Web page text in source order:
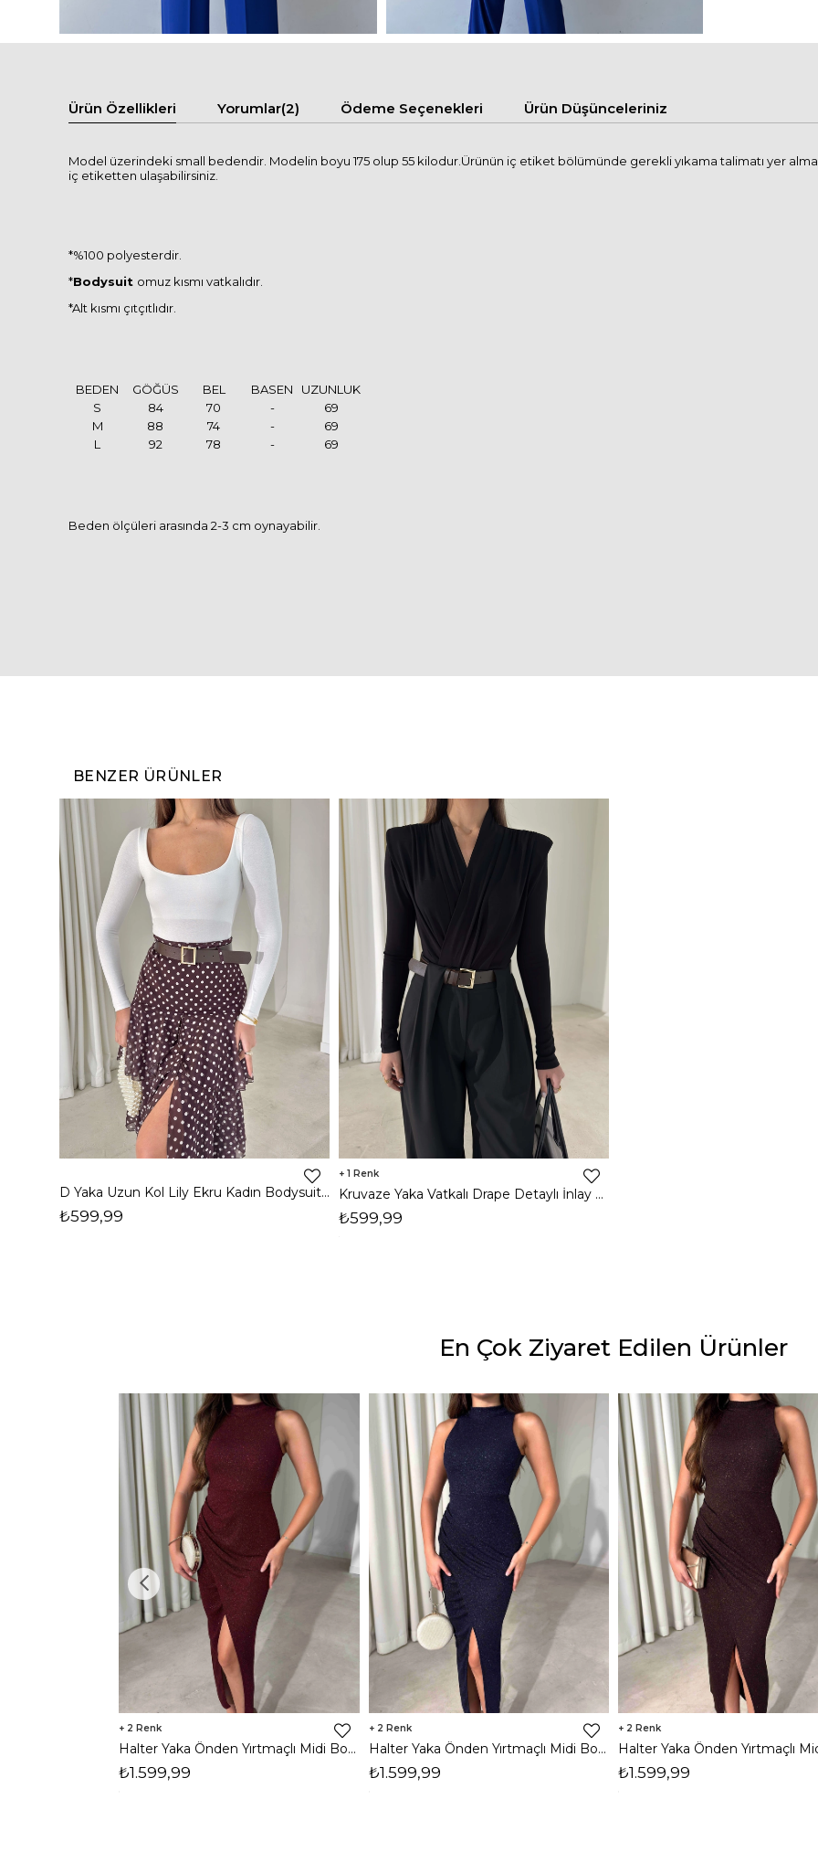
Ürün Özellikleri Yorumlar(2) Ödeme Seçenekleri Ürün Düşünceleriniz
Model üzerindeki small bedendir. Modelin boyu 175 olup 55 kilodur.Ürünün iç etiket bölümünde gerekli yıkama talimatı yer
iç etiketten ulaşabilirsiniz.
*%100 polyesterdir.
*Bodysuit omuz kısmı vatkalıdır.
*Alt kısmı çıtçıtlıdır.
BEDEN GÖĞÜS BEL BASEN
UZUNLUK
S
84 70 -
69
M
88 74 -
69
L
92 78 - 69
Beden ölçüleri arasında 2-3 cm oynayabilir.
BENZER ÜRÜNLER
D Yaka Uzun Kol Lily Ekru Kadın Bodysuit 26K398
₺599,99
1
Kruvaze Yaka Vatkalı Drape Detaylı İnlay Siyah Kadın Bodysuit 26K411
₺599,99
En Çok Ziyaret Edilen Ürünler
2
Halter Yaka Önden Yırtmaçlı Midi Boy Bordo Hasre Kadın Elbise 26Y502
₺1.599,99
2
Halter Yaka Önden Yırtmaçlı Midi Boy Lacivert Hasre Kadın Elbise 26Y502
₺1.599,99
2
₺1.599,99